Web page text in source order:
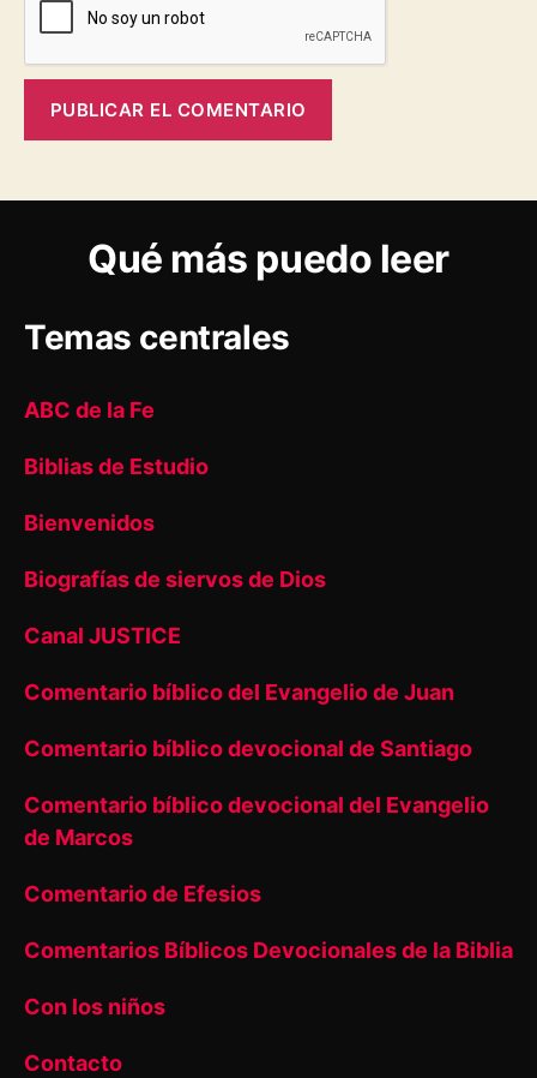
Qué más puedo leer
Temas centrales
ABC de la Fe
Biblias de Estudio
Bienvenidos
Biografías de siervos de Dios
Canal JUSTICE
Comentario bíblico del Evangelio de Juan
Comentario bíblico devocional de Santiago
Comentario bíblico devocional del Evangelio
de Marcos
Comentario de Efesios
Comentarios Bíblicos Devocionales de la Biblia
Con los niños
Contacto